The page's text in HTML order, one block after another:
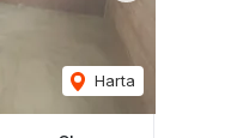
Harta